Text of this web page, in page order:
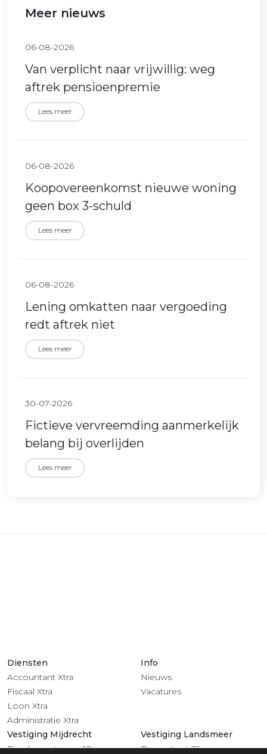
Meer nieuws
06-08-2026
Van verplicht naar vrijwillig: weg
aftrek pensioenpremie
Lees meer
06-08-2026
Koopovereenkomst nieuwe woning
geen box 3-schuld
Lees meer
06-08-2026
Lening omkatten naar vergoeding
redt aftrek niet
Lees meer
30-07-2026
Fictieve vervreemding aanmerkelijk
belang bij overlijden
Lees meer
Diensten
Accountant Xtra
Fiscaal Xtra
Loon Xtra
Administratie Xtra
Info
Nieuws
Vacatures
Vestiging Mijdrecht
Rendementsweg 18
Vestiging Landsmeer
Dorpsstraat 39